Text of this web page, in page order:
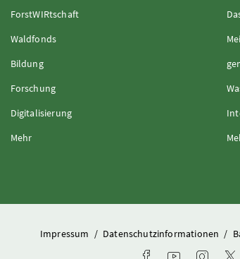
ForstWIRtschaft
Waldfonds
Bildung
Forschung
Digitalisierung
Mehr
Impressum / Datenschutzinformationen /
Facebook-Kanal
Youtube-